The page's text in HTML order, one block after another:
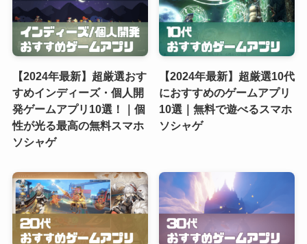
【2024年最新】超厳選おす
すめインディーズ・個人開
発ゲームアプリ10選！｜個
性が光る最高の無料スマホ
ソシャゲ
【2024年最新】超厳選10代
におすすめのゲームアプリ
10選｜無料で遊べるスマホ
ソシャゲ